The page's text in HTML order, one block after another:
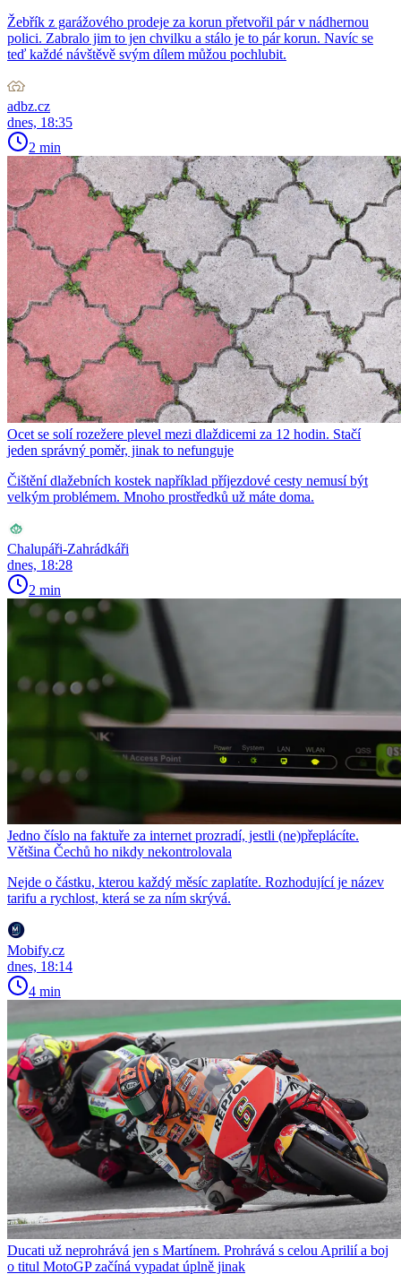
Žebřík z garážového prodeje za korun přetvořil pár v nádhernou
polici. Zabralo jim to jen chvilku a stálo je to pár korun. Navíc se
teď každé návštěvě svým dílem můžou pochlubit.
adbz.cz
dnes, 18:35
2 min
Ocet se solí rozežere plevel mezi dlaždicemi za 12 hodin. Stačí
jeden správný poměr, jinak to nefunguje
Čištění dlažebních kostek například příjezdové cesty nemusí být
velkým problémem. Mnoho prostředků už máte doma.
Chalupáři-Zahrádkáři
dnes, 18:28
2 min
Jedno číslo na faktuře za internet prozradí, jestli (ne)přeplácíte.
Většina Čechů ho nikdy nekontrolovala
Nejde o částku, kterou každý měsíc zaplatíte. Rozhodující je název
tarifu a rychlost, která se za ním skrývá.
Mobify.cz
dnes, 18:14
4 min
Ducati už neprohrává jen s Martínem. Prohrává s celou Aprilií a boj
o titul MotoGP začíná vypadat úplně jinak